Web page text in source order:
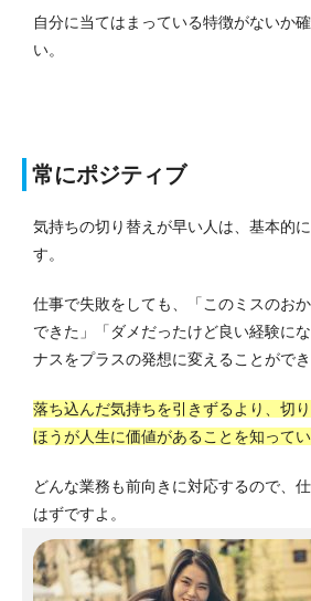
自分に当てはまっている特徴がないか
い。
常にポジティブ
気持ちの切り替えが早い人は、基本的
す。
仕事で失敗をしても、「このミスのお
できた」「ダメだったけど良い経験に
ナスをプラスの発想に変えることができ
落ち込んだ気持ちを引きずるより、切
ほうが人生に価値があることを知って
どんな業務も前向きに対応するので、
はずですよ。